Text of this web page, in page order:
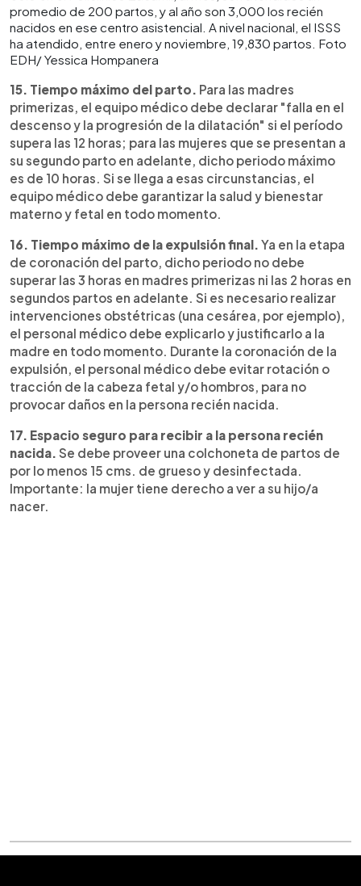
promedio de 200 partos, y al año son 3,000 los recién
nacidos en ese centro asistencial. A nivel nacional, el ISSS
ha atendido, entre enero y noviembre, 19,830 partos. Foto
EDH/ Yessica Hompanera
15. Tiempo máximo del parto. Para las madres
primerizas, el equipo médico debe declarar "falla en el
descenso y la progresión de la dilatación" si el período
supera las 12 horas; para las mujeres que se presentan a
su segundo parto en adelante, dicho periodo máximo
es de 10 horas. Si se llega a esas circunstancias, el
equipo médico debe garantizar la salud y bienestar
materno y fetal en todo momento.
16. Tiempo máximo de la expulsión final. Ya en la etapa
de coronación del parto, dicho periodo no debe
superar las 3 horas en madres primerizas ni las 2 horas en
segundos partos en adelante. Si es necesario realizar
intervenciones obstétricas (una cesárea, por ejemplo),
el personal médico debe explicarlo y justificarlo a la
madre en todo momento. Durante la coronación de la
expulsión, el personal médico debe evitar rotación o
tracción de la cabeza fetal y/o hombros, para no
provocar daños en la persona recién nacida.
17. Espacio seguro para recibir a la persona recién
nacida. Se debe proveer una colchoneta de partos de
por lo menos 15 cms. de grueso y desinfectada.
Importante: la mujer tiene derecho a ver a su hijo/a
nacer.